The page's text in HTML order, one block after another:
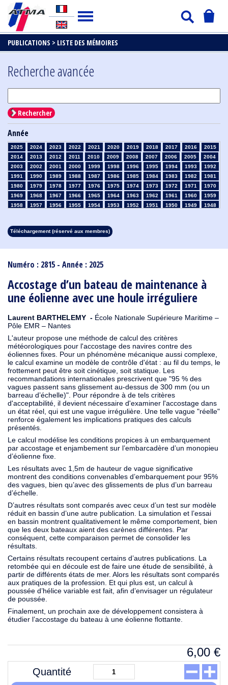
PUBLICATIONS > LISTE DES MÉMOIRES
Numéro : 2815 - Année : 2025
Accostage d’un bateau de maintenance à
une éolienne avec une houle irréguliere
Laurent BARTHELEMY - École Nationale Supérieure Maritime –
Pôle EMR – Nantes
L'auteur propose une méthode de calcul des critères
météorologiques pour l'accostage des navires contre des
éoliennes fixes. Pour un phénomène mécanique aussi complexe,
le calcul examine un modèle de contrôle d'état : au fil du temps, le
frottement peut être soit cinétique, soit statique. Les
recommandations internationales prescrivent que "95 % des
vagues passent sans glissement au-dessus de 300 mm (ou un
barreau d’échelle)". Pour répondre à de tels critères
d'acceptabilité, il devient nécessaire d'examiner l'accostage dans
un état réel, qui est une vague irrégulière. Une telle vague "réelle"
renforce également les implications pratiques des calculs
présentés.
Le calcul modélise les conditions propices à un embarquement
par accostage et enjambement sur l’embarcadère d’un monopieu
d’éolienne fixe.
Les résultats avec 1,5m de hauteur de vague significative
montrent des conditions convenables d’embarquement pour 95%
des vagues, bien qu’avec des glissements de plus d’un barreau
d’échelle.
D’autres résultats sont comparés avec ceux d’un test sur modèle
réduit en bassin d’une autre publication. La simulation et l’essai
en bassin montrent qualitativement le même comportement, bien
que les deux bateaux aient des carènes différentes. Par
conséquent, cette comparaison permet de consolider les
résultats.
Certains résultats recoupent certains d’autres publications. La
retombée qui en découle est de faire une étude de sensibilité, à
partir de différents états de mer. Alors les résultats sont comparés
aux pratiques de la profession. Et qui plus est, un calcul à
poussée d’hélice variable est fait, afin d’envisager un régulateur
de poussée.
Finalement, un prochain axe de développement consistera à
étudier l’accostage du bateau à une éolienne flottante.
6,00 €
Quantité
Recherche avancée
Rechercher
Année
2025 2024 2023 2022 2021 2020 2019 2018 2017 2016
2015
2014
2013 2012 2011 2010 2009 2008 2007 2006 2005
2004
2003
2002 2001 2000 1999 1998 1996 1995 1994 1993
1992
1991
1990 1989 1988 1987 1986 1985 1984 1983 1982
1981
1980
1979 1978 1977 1976 1975 1974 1973 1972 1971
1970
1969
1968 1967 1966 1965 1964 1963 1962 1961 1960
1959
1958
1957 1956 1955 1954 1953 1952 1951 1950 1949
1948
1913
1912 1911 1910 1909 1908
Téléchargement (réservé aux membres)